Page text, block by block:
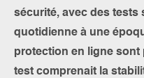
sécurité, avec des tests
quotidienne à une
protection en ligne sont
test comprenait la